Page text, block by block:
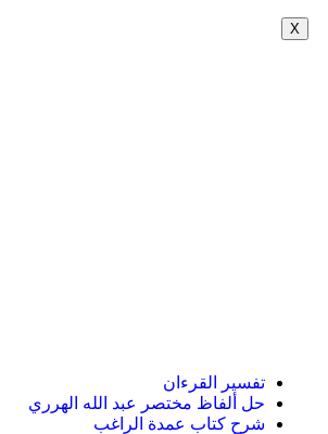
X
تفسير القرءان
حل ألفاظ مختصر عبد الله الهرري
شرح كتاب عمدة الراغب